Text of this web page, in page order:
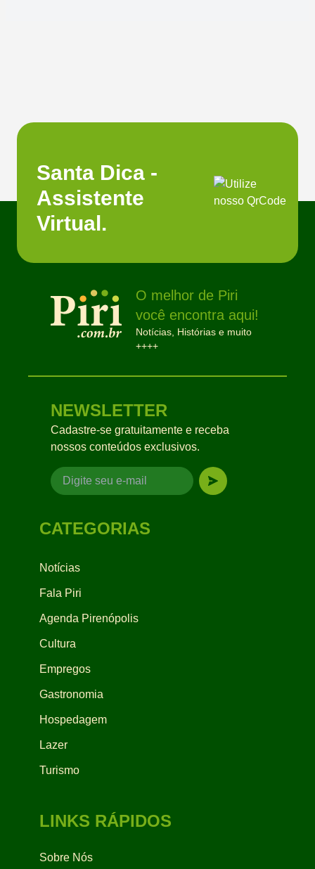
Santa Dica -
Assistente
Virtual.
O melhor de Piri
você encontra aqui!
Notícias, Histórias e muito
++++
NEWSLETTER
Cadastre-se gratuitamente e receba
nossos conteúdos exclusivos.
CATEGORIAS
Notícias
Fala Piri
Agenda Pirenópolis
Cultura
Empregos
Gastronomia
Hospedagem
Lazer
Turismo
LINKS RÁPIDOS
Sobre Nós